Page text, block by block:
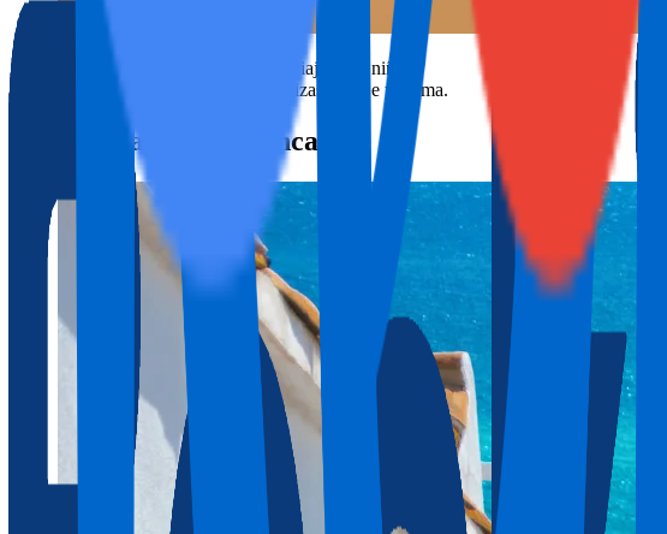
: práctico si viajas con niños.
Zonas con vistas
: ideal si priorizas paisaje y calma.
Altea: escapada con encanto